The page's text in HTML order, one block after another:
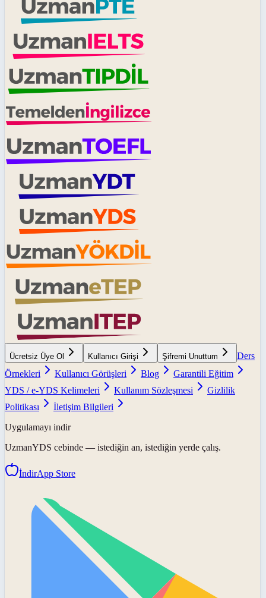
Ücretsiz Üye Ol Kullanıcı Girişi Şifremi Unuttum
Ders
Örnekleri
Kullanıcı Görüşleri Blog
Garantili Eğitim
YDS / e-YDS Kelimeleri
Kullanım Sözleşmesi
Gizlilik
Politikası
İletişim Bilgileri
Uygulamayı indir
UzmanYDS cebinde — istediğin an, istediğin yerde çalış.
İndirApp Store